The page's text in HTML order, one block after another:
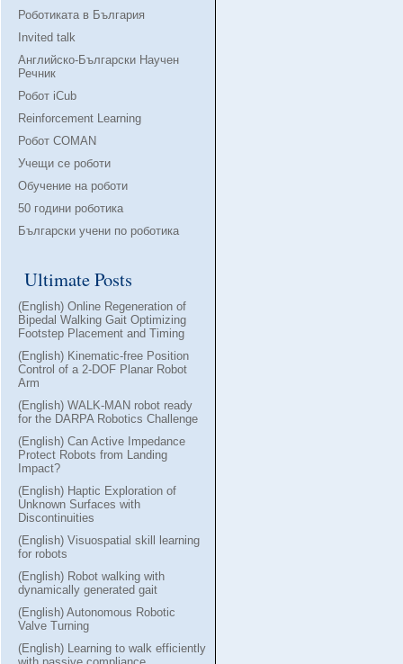
Роботиката в България
Invited talk
Английско-Български Научен
Речник
Робот iCub
Reinforcement Learning
Робот COMAN
Учещи се роботи
Обучение на роботи
50 години роботика
Български учени по роботика
Ultimate Posts
(English) Online Regeneration of
Bipedal Walking Gait Optimizing
Footstep Placement and Timing
(English) Kinematic-free Position
Control of a 2-DOF Planar Robot
Arm
(English) WALK-MAN robot ready
for the DARPA Robotics Challenge
(English) Can Active Impedance
Protect Robots from Landing
Impact?
(English) Haptic Exploration of
Unknown Surfaces with
Discontinuities
(English) Visuospatial skill learning
for robots
(English) Robot walking with
dynamically generated gait
(English) Autonomous Robotic
Valve Turning
(English) Learning to walk efficiently